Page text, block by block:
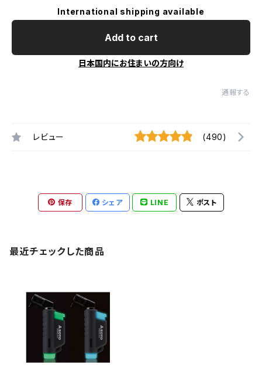
International shipping available
Add to cart
日本国内にお住まいの方向け
通報する
レビュー (490)
保存 シェア LINE ポスト
最近チェックした商品